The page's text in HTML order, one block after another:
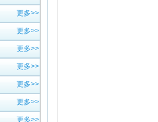
更多>>
更多>>
更多>>
更多>>
更多>>
更多>>
更多>>